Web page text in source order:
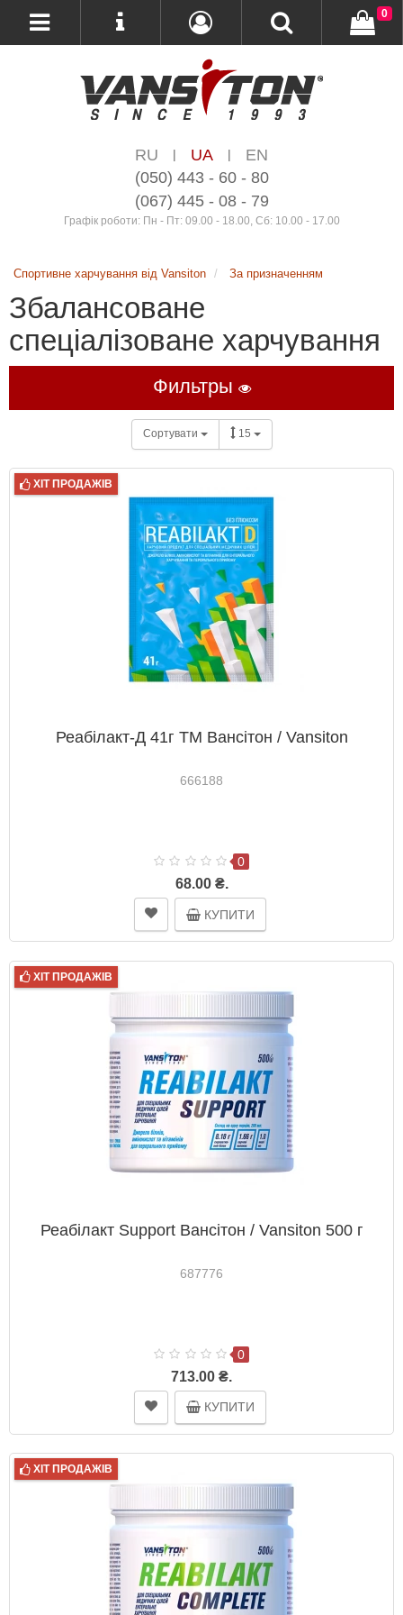
RU | UA |
EN
(050) 443 - 60 - 80
(067) 445 - 08 - 79
Графік роботи: Пн - Пт: 09.00 - 18.00, Сб: 10.00 - 17.00
0
Спортивне харчування від Vansiton За призначенням
Збалансоване
спеціалізоване харчування
Фильтры
Сортувати 15
ХІТ ПРОДАЖІВ
Реабілакт-Д 41г ТМ Вансітон / Vansiton
666188
0
68.00 ₴.
КУПИТИ
ХІТ ПРОДАЖІВ
Реабілакт Support Вансітон / Vansiton 500 г
687776
0
713.00 ₴.
КУПИТИ
ХІТ ПРОДАЖІВ